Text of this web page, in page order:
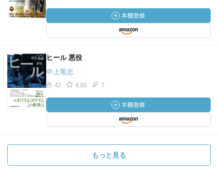
ヒール 悪役
中上竜志
42 4.00 7
もっと見る